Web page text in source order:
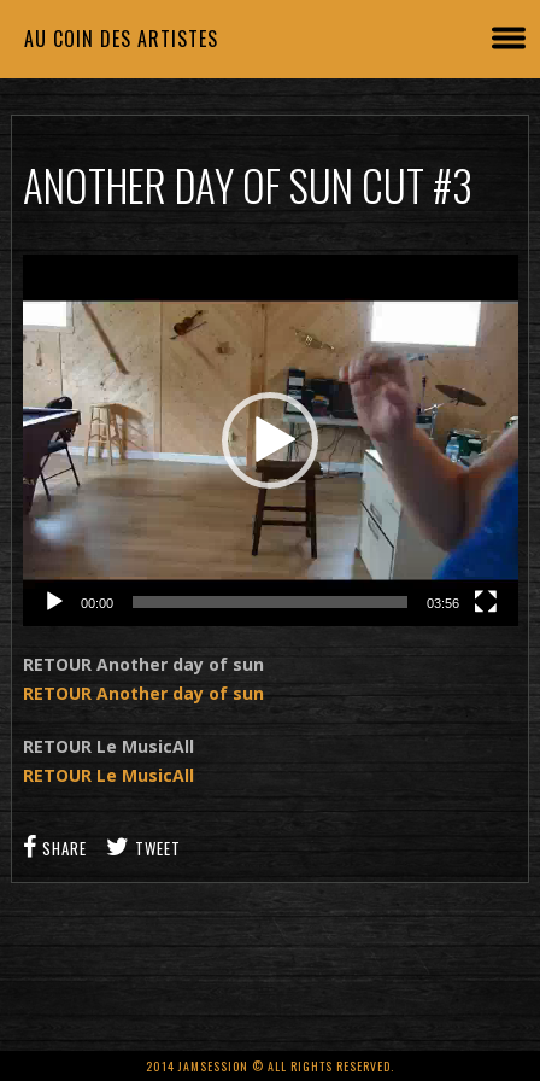
AU COIN DES ARTISTES
ANOTHER DAY OF SUN CUT #3
vidéo
00:00 03:56
RETOUR Another day of sun
RETOUR Another day of sun
RETOUR Le MusicAll
RETOUR Le MusicAll
SHARE TWEET
2014 JAMSESSION © ALL RIGHTS RESERVED.